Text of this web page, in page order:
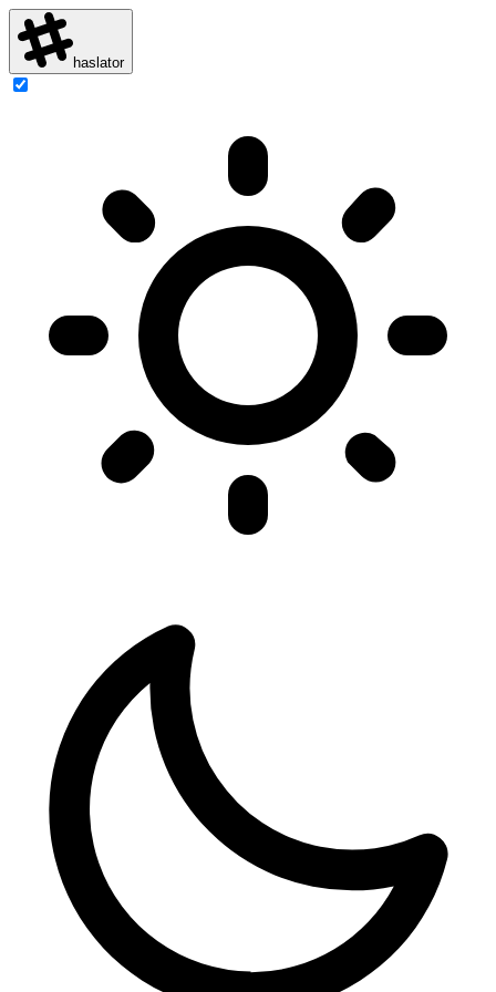
haslator